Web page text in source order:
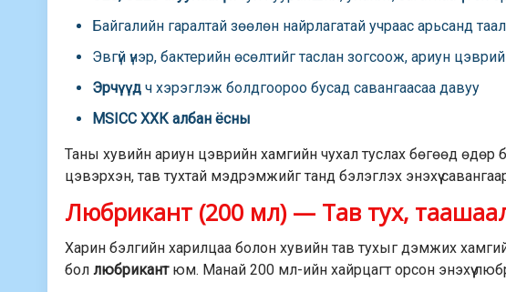
Байгалийн гаралтай зөөлөн найрлагатай учраас арьсанд
Эвгүй үнэр, бактерийн өсөлтийг таслан зогсоож, ариун
Эрчүүд ч хэрэглэж болдгоороо бусад савангаасаа давуу
MSICC ХХК албан ёсны
Таны хувийн ариун цэврийн хамгийн чухал туслах бөгөөд өдөр
цэвэрхэн, тав тухтай мэдрэмжийг танд бэлэглэх энэхүү
Любрикант (200 мл) — Тав тух,
Харин бэлгийн харилцаа болон хувийн тав тухыг дэмжих хамгийн
боллюбрикантюм. Манай 200 мл-ийн хайрцагт орсон энэхүү